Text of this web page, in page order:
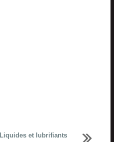
Liquides et lubrifiants